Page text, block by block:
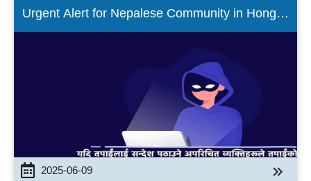
Urgent Alert for Nepalese Community in Hong
Kong! हङकङमा रहेका नेपाली समुदायका लागि जरुरी
2025-06-09